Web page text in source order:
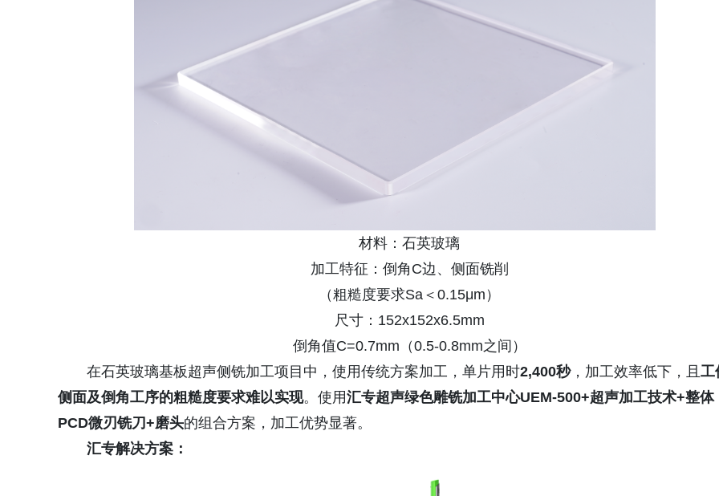
材料：石英玻璃
加工特征：倒角C边、侧面铣削
（粗糙度要求Sa＜0.15μm）
尺寸：152x152x6.5mm
倒角值C=0.7mm（0.5-0.8mm之间）
在石英玻璃基板超声侧铣加工项目中，使用传统方案加工，单片用时2,400秒，加工效率低下，且 工
侧面及倒角工序的粗糙度要求难以实现。使用汇专超声绿色雕铣加工中心UEM-500+超声加工技术+整体
PCD微刃铣刀+磨头的组合方案，加工优势显著。
汇专解决方案：